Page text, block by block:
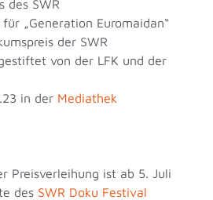
des SWR
„Generation Euromaidan“
der SWR
von der LFK und der
in der Mediathek
Preisverleihung ist ab 5. Juli
des SWR Doku Festival